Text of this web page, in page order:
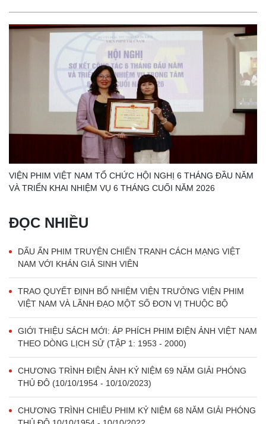
VIỆN PHIM VIỆT NAM TỔ CHỨC HỘI NGHỊ 6 THÁNG ĐẦU NĂM
VÀ TRIỂN KHAI NHIỆM VỤ 6 THÁNG CUỐI NĂM 2026
ĐỌC NHIỀU
DẤU ẤN PHIM TRUYỆN CHIẾN TRANH CÁCH MẠNG VIỆT
NAM VỚI KHÁN GIẢ SINH VIÊN
TRAO QUYẾT ĐỊNH BỔ NHIỆM VIỆN TRƯỞNG VIỆN PHIM
VIỆT NAM VÀ LÃNH ĐẠO MỘT SỐ ĐƠN VỊ THUỘC BỘ
GIỚI THIỆU SÁCH MỚI: ÁP PHÍCH PHIM ĐIỆN ẢNH VIỆT NAM
THEO DÒNG LỊCH SỬ (TẬP 1: 1953 - 2000)
CHƯƠNG TRÌNH ĐIỆN ẢNH KỶ NIỆM 69 NĂM GIẢI PHÓNG
THỦ ĐÔ (10/10/1954 - 10/10/2023)
CHƯƠNG TRÌNH CHIẾU PHIM KỶ NIỆM 68 NĂM GIẢI PHÓNG